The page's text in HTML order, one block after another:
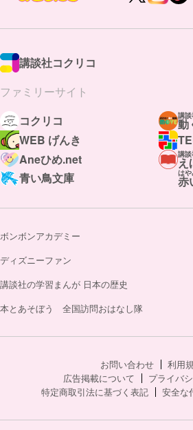
講談社コクリコ
ファミリーサイト
コクリコ
講
動
WEB げんき
Aneひめ.net
講
え
青い鳥文庫
は
赤
ボンボンアカデミー
ディズニーファン
講談社の学習まんが 日本の歴史
本とあそぼう 全国訪問おはなし隊
お問い合わせ
利用
広告掲載について
プライバ
特定商取引法に基づく表記
安全な